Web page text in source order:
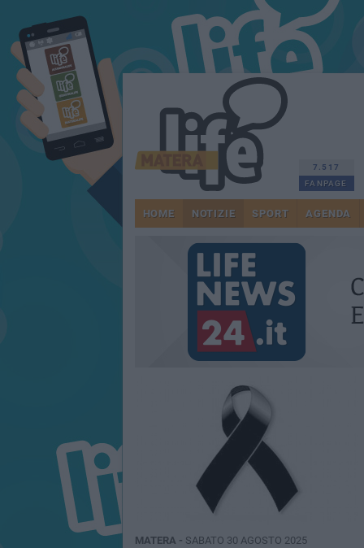
7.517
FANPAGE
HOME NOTIZIE SPORT AGENDA
MATERA - SABATO 30 AGOSTO 2025